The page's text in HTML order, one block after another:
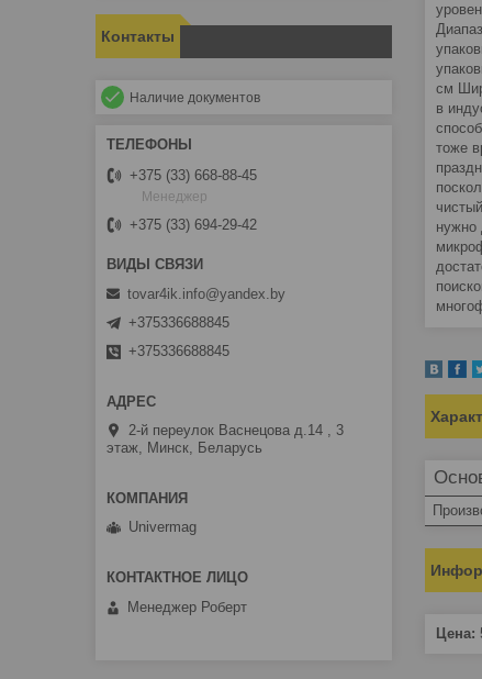
см
в
тоже
нужно
Цена:
Контакты
Наличие документов
+375 (33) 668-88-45
Менеджер
+375 (33) 694-29-42
tovar4ik.info@yandex.by
+375336688845
+375336688845
2-й переулок Васнецова д.14 , 3
этаж, Минск, Беларусь
Univermag
Менеджер Роберт